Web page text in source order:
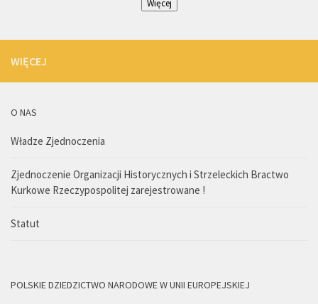
Więcej
WIĘCEJ
O NAS
Władze Zjednoczenia
Zjednoczenie Organizacji Historycznych i Strzeleckich Bractwo
Kurkowe Rzeczypospolitej zarejestrowane !
Statut
POLSKIE DZIEDZICTWO NARODOWE W UNII EUROPEJSKIEJ